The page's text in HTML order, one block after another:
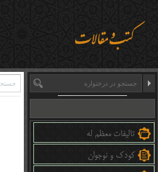
تالیفات معظم له
کودک و نوجوان